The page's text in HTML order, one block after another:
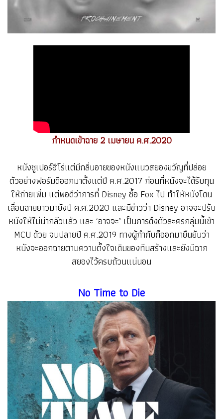
กำหนดเข้าฉาย 2 เมษายน ค.ศ.2020
หนังซูเปอร์ฮีโร่แต่มีกลิ่นอายของหนังแนวสยองขวัญที่ปล่อย
ตัวอย่างฟอร์มดีออกมาตั้งแต่ปี ค.ศ.2017 ก่อนที่หนังจะได้รับทุน
ให้ถ่ายเพิ่ม แต่พอดีว่าการที่ Disney ซื้อ Fox ไป ทำให้หนังโดน
เลื่อนฉายยาวมายังปี ค.ศ.2020 และมีข่าวว่า Disney อาจจะปรับ
หนังให้ไม่น่ากลัวแล้ว และ ‘อาจจะ’ เป็นการดึงตัวละครกลุ่มนี้เข้า
MCU ด้วย จนปลายปี ค.ศ.2019 ทางผู้กำกับก็ออกมายืนยันว่า
หนังจะออกฉายตามความตั้งใจเดิมของทีมสร้างและยังมีฉาก
สยองไว้ครบถ้วนแน่นอน
No Time to Die